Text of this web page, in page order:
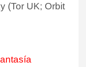
(Tor UK; Orbit